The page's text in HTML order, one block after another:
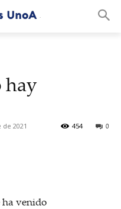
hay
2021 0
454
ha venido